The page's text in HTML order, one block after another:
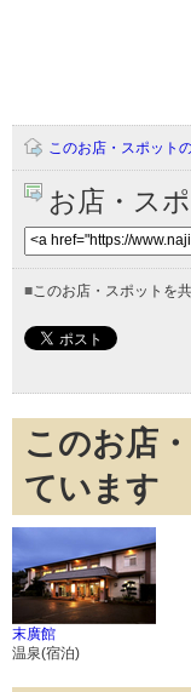
このお店・スポット
お店・ス
■ このお店・スポットを
このお店
ています
末廣館
温泉(宿泊)